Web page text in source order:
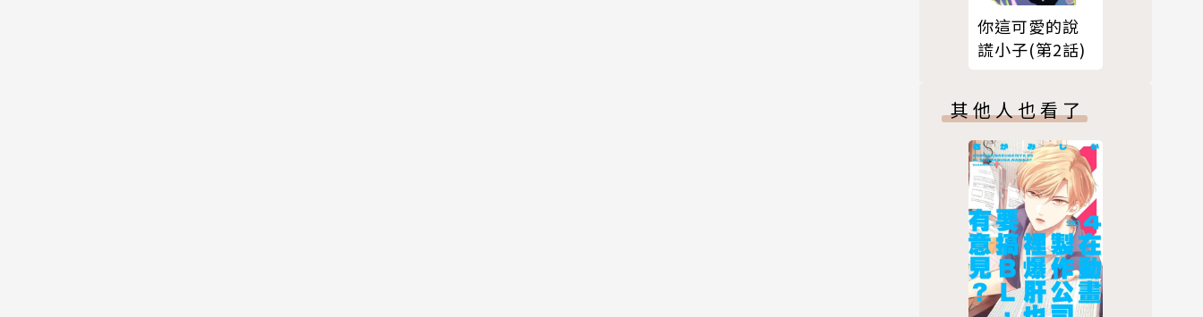
你這可愛的說
謊小子(第2話)
其他人也看了